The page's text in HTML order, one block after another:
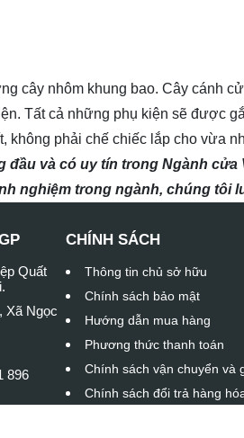
cây nhôm khung bao. Cây cánh
Tất cả những phụ kiện sẽ được
không phải chế chiếc lắp cho vừa
đầu và có uy tín trong Ngành
nghiệm trong ngành, chúng
Quất
Xã Ngọc
896
CHÍNH SÁCH
Thông tin chủ sở hữu
Chính sách bảo mật
Hướng dẫn mua hàng
Phương thức thanh toán
Chính sách vận chuyển và
Chính sách đổi trả hàng